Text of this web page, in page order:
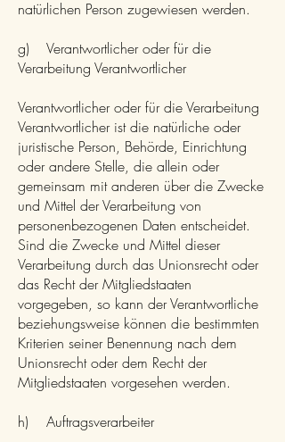
natürlichen Person zugewiesen werden.
g) Verantwortlicher oder für die
Verarbeitung Verantwortlicher
Verantwortlicher oder für die Verarbeitung
Verantwortlicher ist die natürliche oder
juristische Person, Behörde, Einrichtung
oder andere Stelle, die allein oder
gemeinsam mit anderen über die Zwecke
und Mittel der Verarbeitung von
personenbezogenen Daten entscheidet.
Sind die Zwecke und Mittel dieser
Verarbeitung durch das Unionsrecht oder
das Recht der Mitgliedstaaten
vorgegeben, so kann der Verantwortliche
beziehungsweise können die bestimmten
Kriterien seiner Benennung nach dem
Unionsrecht oder dem Recht der
Mitgliedstaaten vorgesehen werden.
h) Auftragsverarbeiter